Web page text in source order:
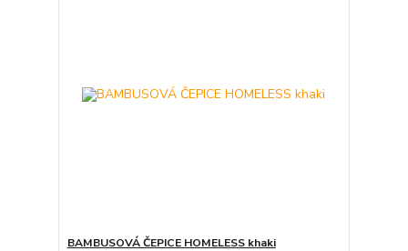
BAMBUSOVÁ ČEPICE HOMELESS khaki